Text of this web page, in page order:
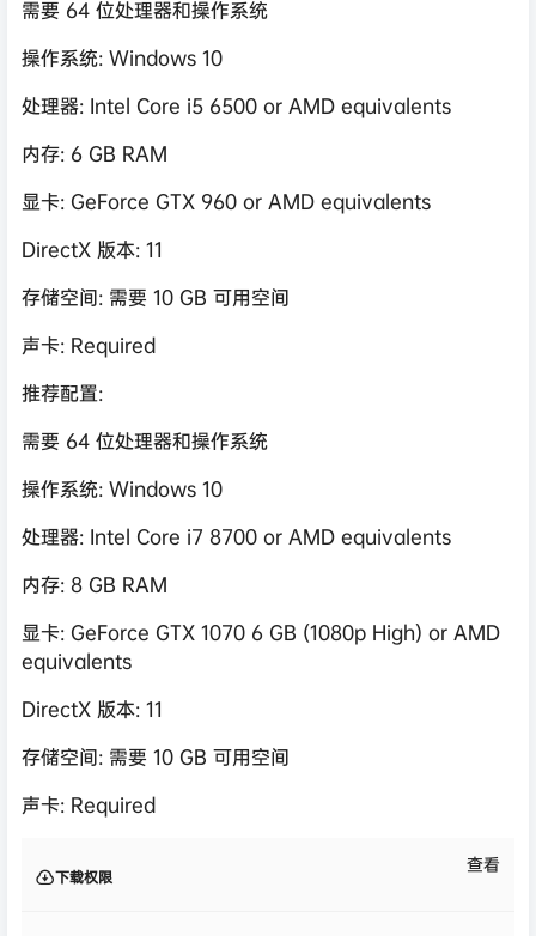
需要 64 位处理器和操作系统
操作系统: Windows 10
处理器: Intel Core i5 6500 or AMD equivalents
内存: 6 GB RAM
显卡: GeForce GTX 960 or AMD equivalents
DirectX 版本: 11
存储空间: 需要 10 GB 可用空间
声卡: Required
推荐配置:
需要 64 位处理器和操作系统
操作系统: Windows 10
处理器: Intel Core i7 8700 or AMD equivalents
内存: 8 GB RAM
显卡: GeForce GTX 1070 6 GB (1080p High) or AMD
equivalents
DirectX 版本: 11
存储空间: 需要 10 GB 可用空间
声卡: Required
下载权限
查看